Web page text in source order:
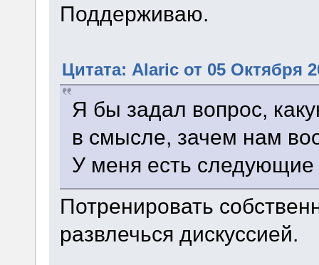
Поддерживаю.
Цитата: Alaric от 05 Октября
Я бы задал вопрос,
в смысле, зачем нам
У меня есть
Потренировать
развлечься дискуссией.